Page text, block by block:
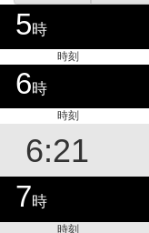
5時
時刻
6時
時刻
6:21
7時
時刻